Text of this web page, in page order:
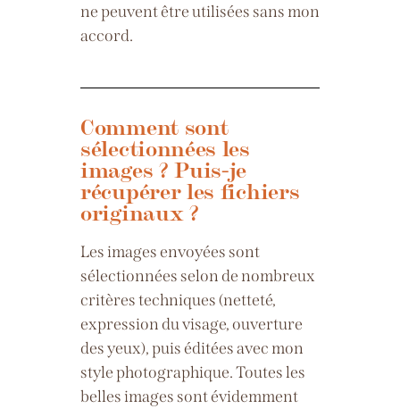
ne peuvent être utilisées sans mon
accord.
Comment sont
sélectionnées les
images ? Puis-je
récupérer les fichiers
originaux ?
Les images envoyées sont
sélectionnées selon de nombreux
critères techniques (netteté,
expression du visage, ouverture
des yeux), puis éditées avec mon
style photographique. Toutes les
belles images sont évidemment